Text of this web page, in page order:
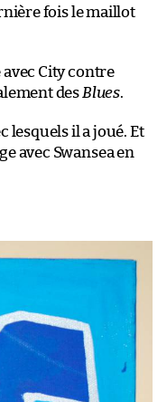
fois le maillot
avec City contre
des Blues.
lesquels il a joué. Et
avec Swansea en